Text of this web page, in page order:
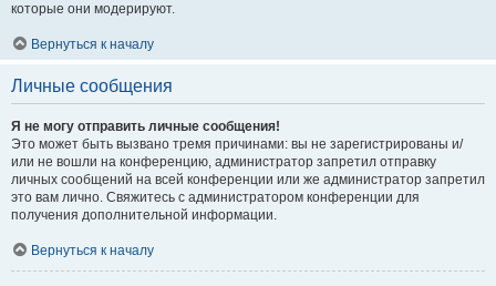
которые они модерируют.
Вернуться к началу
Личные сообщения
Я не могу отправить личные сообщения!
Это может быть вызвано тремя причинами: вы не зарегистрированы и/
или не вошли на конференцию, администратор запретил отправку
личных сообщений на всей конференции или же администратор запретил
это вам лично. Свяжитесь с администратором конференции для
получения дополнительной информации.
Вернуться к началу